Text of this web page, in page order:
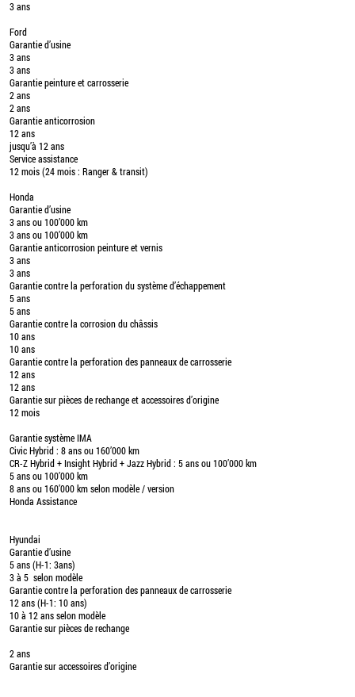
3 ans
Ford
Garantie d’usine
3 ans
3 ans
Garantie peinture et carrosserie
2 ans
2 ans
Garantie anticorrosion
12 ans
jusqu’à 12 ans
Service assistance
12 mois (24 mois : Ranger & transit)
Honda
Garantie d’usine
3 ans ou 100’000 km
3 ans ou 100’000 km
Garantie anticorrosion peinture et vernis
3 ans
3 ans
Garantie contre la perforation du système d’échappement
5 ans
5 ans
Garantie contre la corrosion du châssis
10 ans
10 ans
Garantie contre la perforation des panneaux de carrosserie
12 ans
12 ans
Garantie sur pièces de rechange et accessoires d’origine
12 mois
Garantie système IMA
Civic Hybrid : 8 ans ou 160’000 km
CR-Z Hybrid + Insight Hybrid + Jazz Hybrid : 5 ans ou 100’000 km
5 ans ou 100’000 km
8 ans ou 160’000 km selon modèle / version
Honda Assistance
Hyundai
Garantie d’usine
5 ans (H-1: 3ans)
3 à 5 selon modèle
Garantie contre la perforation des panneaux de carrosserie
12 ans (H-1: 10 ans)
10 à 12 ans selon modèle
Garantie sur pièces de rechange
2 ans
Garantie sur accessoires d’origine